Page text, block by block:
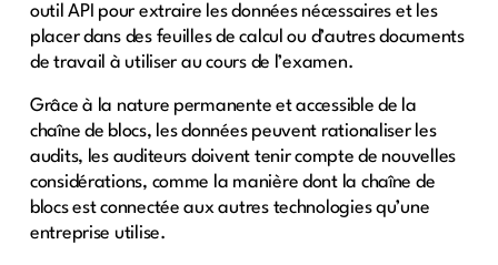
outil API pour extraire les données nécessaires et les
placer dans des feuilles de calcul ou d’autres documents
de travail à utiliser au cours de l’examen.
Grâce à la nature permanente et accessible de la
chaîne de blocs, les données peuvent rationaliser les
audits, les auditeurs doivent tenir compte de nouvelles
considérations, comme la manière dont la chaîne de
blocs est connectée aux autres technologies qu’une
entreprise utilise.